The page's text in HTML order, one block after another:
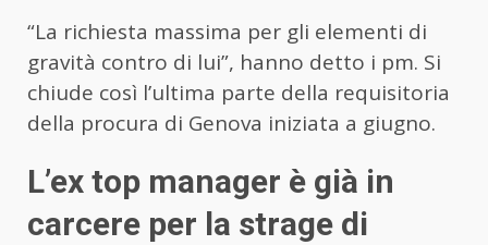
“La richiesta massima per gli elementi di
gravità contro di lui”, hanno detto i pm. Si
chiude così l’ultima parte della requisitoria
della procura di Genova iniziata a giugno.
L’ex top manager è già in
carcere per la strage di